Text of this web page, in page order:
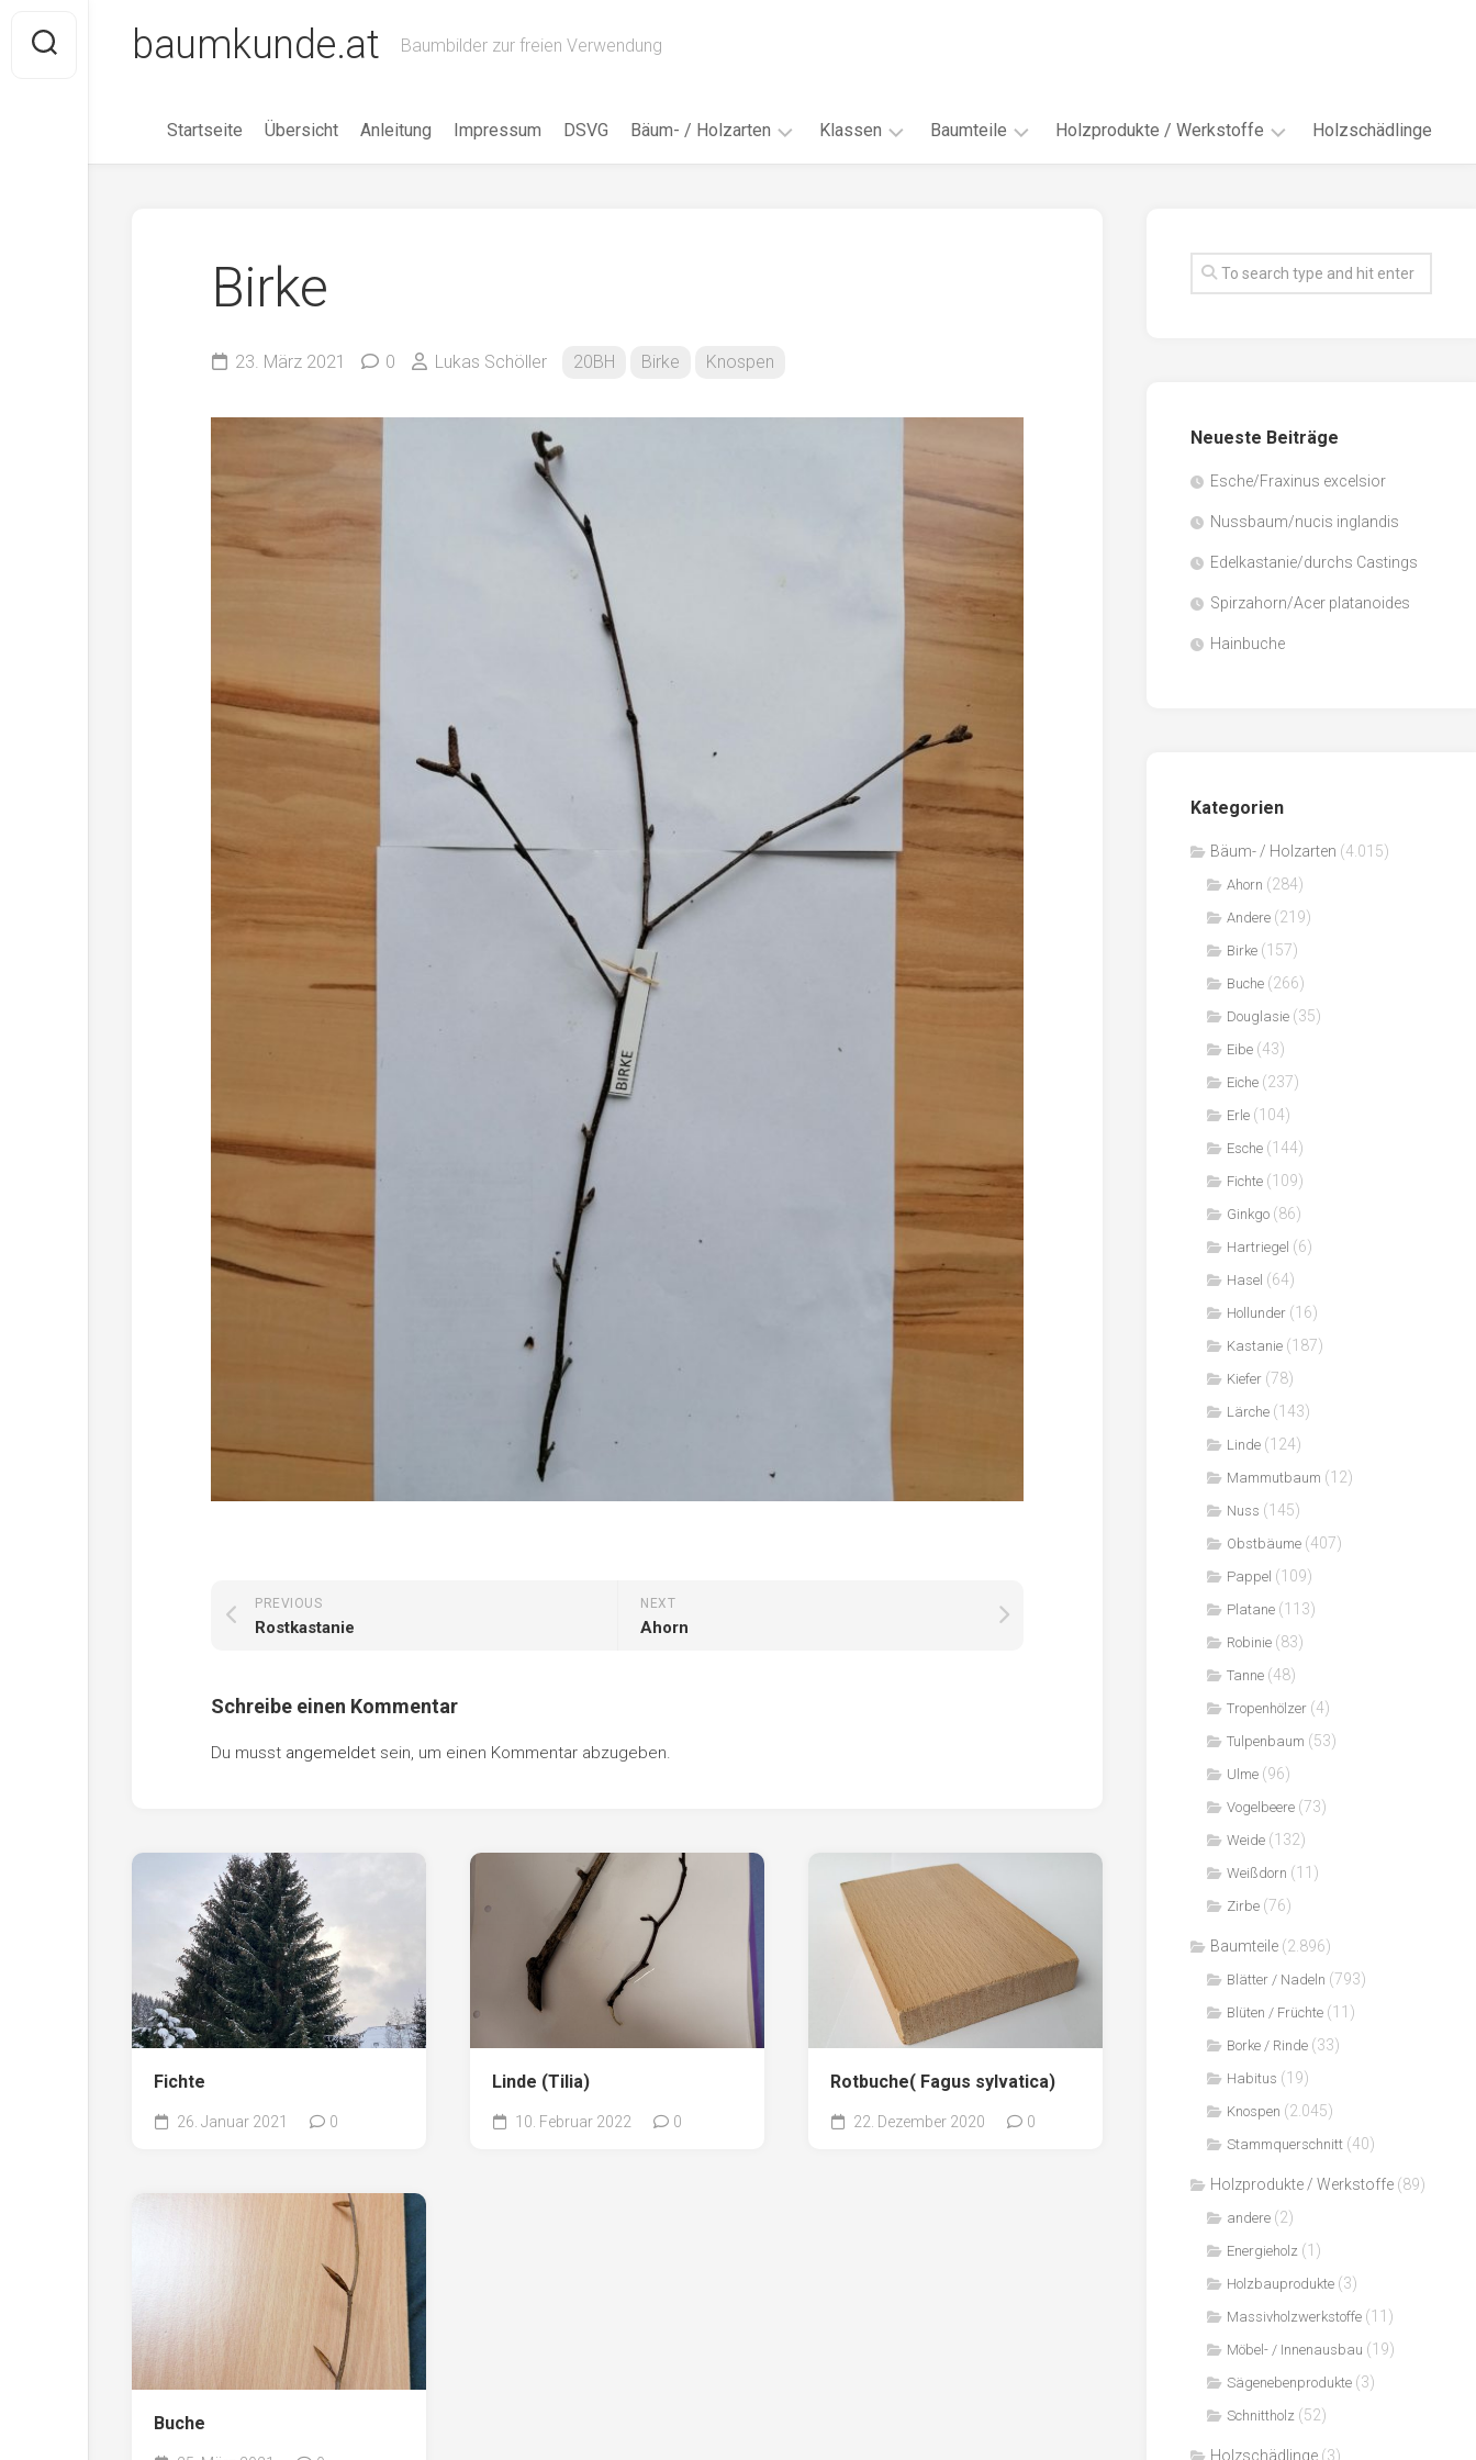
content
baumkunde.at Baumbilder zur freien Verwendung
Startseite Übersicht Anleitung Impressum DSVG Bäum- / Holzarten
Eibe
Kastanie
Lärche
Mammutbaum
Nuss
Pappel
Klassen
18AH
Baumteile Holzprodukte / Werkstoffe
Faserwerkstoffe
Sägenebenprodukte
Holzschädlinge
Birke
23. März 2021 0 Lukas Schöller 20BH Birke Knospen
NEXT
Ahorn
PREVIOUS
Rostkastanie
Schreibe einen Kommentar
Du musst angemeldet sein, um einen Kommentar abzugeben.
Fichte
26. Januar 2021 0
Linde (Tilia)
10. Februar 2022 0
Rotbuche( Fagus sylvatica)
22. Dezember 2020 0
Buche
Neueste Beiträge
Esche/Fraxinus excelsior
Nussbaum/nucis inglandis
Edelkastanie/durchs Castings
Spirzahorn/Acer platanoides
Hainbuche
Kategorien
Bäum- / Holzarten (4.015)
Ahorn (284)
Andere (219)
Birke (157)
Buche (266)
Douglasie (35)
Eibe (43)
Eiche (237)
Erle (104)
Esche (144)
Fichte (109)
Ginkgo (86)
Hartriegel (6)
Hasel (64)
Hollunder (16)
Kastanie (187)
Kiefer (78)
Lärche (143)
Linde (124)
Mammutbaum (12)
Nuss (145)
Obstbäume (407)
Pappel (109)
Platane (113)
Robinie (83)
Tanne (48)
Tropenhölzer (4)
Tulpenbaum (53)
Ulme (96)
Vogelbeere (73)
Weide (132)
Weißdorn (11)
Zirbe (76)
Baumteile (2.896)
Blätter / Nadeln (793)
Blüten / Früchte (11)
Borke / Rinde (33)
Habitus (19)
Knospen (2.045)
Stammquerschnitt (40)
Holzprodukte / Werkstoffe (89)
andere (2)
Energieholz (1)
Holzbauprodukte (3)
Massivholzwerkstoffe (11)
Möbel- / Innenausbau (19)
Sägenebenprodukte (3)
Schnittholz (52)
Holzschädlinge (3)